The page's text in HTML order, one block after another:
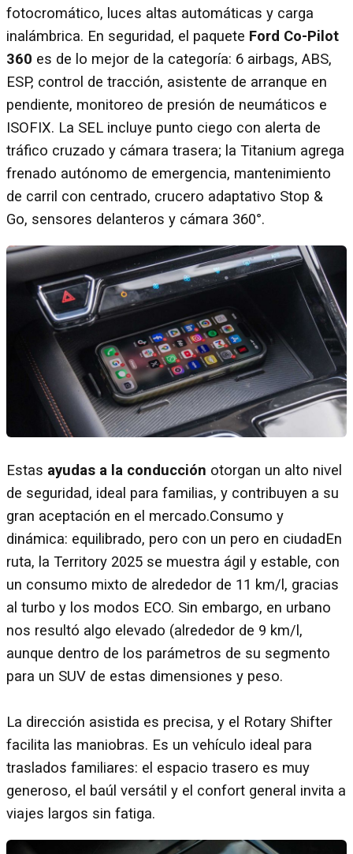
fotocromático, luces altas automáticas y carga
inalámbrica. En seguridad, el paquete Ford Co-Pilot
360 es de lo mejor de la categoría: 6 airbags, ABS,
ESP, control de tracción, asistente de arranque en
pendiente, monitoreo de presión de neumáticos e
ISOFIX. La SEL incluye punto ciego con alerta de
tráfico cruzado y cámara trasera; la Titanium agrega
frenado autónomo de emergencia, mantenimiento
de carril con centrado, crucero adaptativo Stop &
Go, sensores delanteros y cámara 360°.
Estas ayudas a la conducción otorgan un alto nivel
de seguridad, ideal para familias, y contribuyen a su
gran aceptación en el mercado.Consumo y
dinámica: equilibrado, pero con un pero en ciudadEn
ruta, la Territory 2025 se muestra ágil y estable, con
un consumo mixto de alrededor de 11 km/l, gracias
al turbo y los modos ECO. Sin embargo, en urbano
nos resultó algo elevado (alrededor de 9 km/l,
aunque dentro de los parámetros de su segmento
para un SUV de estas dimensiones y peso.
La dirección asistida es precisa, y el Rotary Shifter
facilita las maniobras. Es un vehículo ideal para
traslados familiares: el espacio trasero es muy
generoso, el baúl versátil y el confort general invita a
viajes largos sin fatiga.